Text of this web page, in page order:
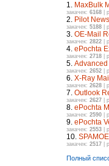
1. MaxBulk
закачек: 6168 |
2. Pilot
закачек: 5188 |
3. OE-Mail
закачек: 2822 |
4. ePochta
закачек: 2718 |
5.
закачек: 2652 |
6. X-Ray
закачек: 2628 |
7. Outlook
закачек: 2627 |
8. ePochta
закачек: 2590 |
9. ePochta
закачек: 2553 |
10.
закачек: 2517 |
Полный